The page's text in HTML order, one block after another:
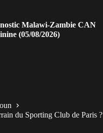
Malawi-Zambie CAN
(05/08/2026)
du Sporting Club de Paris ?